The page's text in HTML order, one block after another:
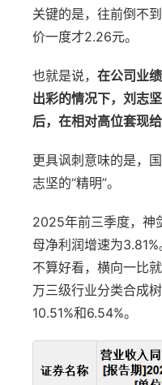
关键的是，往前倒不
价一度才2.26元。
也就是说， 在公司业
出彩的情况下，刘志
后，在相对高位套现给
更具讽刺意味的是，
志坚的“精明”。
2025年前三季度，神
母净利润增速为
不算好看，横向一比
万三级行业分类合成
10.51%和6.54%。